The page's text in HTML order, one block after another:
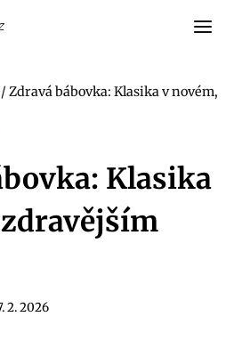
/ Zdravá bábovka: Klasika v novém,
Klasika
2. 2026